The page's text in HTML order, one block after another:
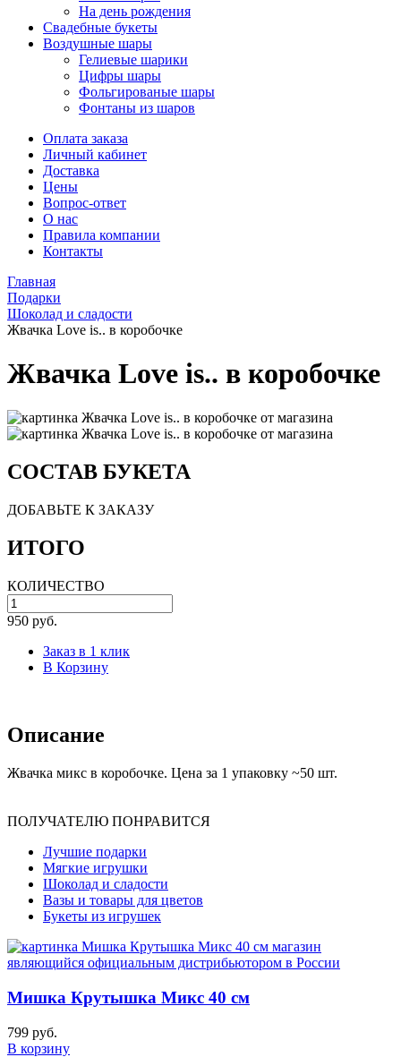
На день рождения
Свадебные букеты
Воздушные шары
Гелиевые шарики
Цифры шары
Фольгированые шары
Фонтаны из шаров
Оплата заказа
Личный кабинет
Доставка
Цены
Вопрос-ответ
О нас
Правила компании
Контакты
Главная
Подарки
Шоколад и сладости
Жвачка Love is.. в коробочке
Жвачка Love is.. в коробочке
СОСТАВ БУКЕТА
ДОБАВЬТЕ К ЗАКАЗУ
ИТОГО
КОЛИЧЕСТВО
950 руб.
Заказ в 1 клик
В Корзину
Описание
Жвачка микс в коробочке. Цена за 1 упаковку ~50 шт.
ПОЛУЧАТЕЛЮ ПОНРАВИТСЯ
Лучшие подарки
Мягкие игрушки
Шоколад и сладости
Вазы и товары для цветов
Букеты из игрушек
Мишка Крутышка Микс 40 см
799 руб.
В корзину